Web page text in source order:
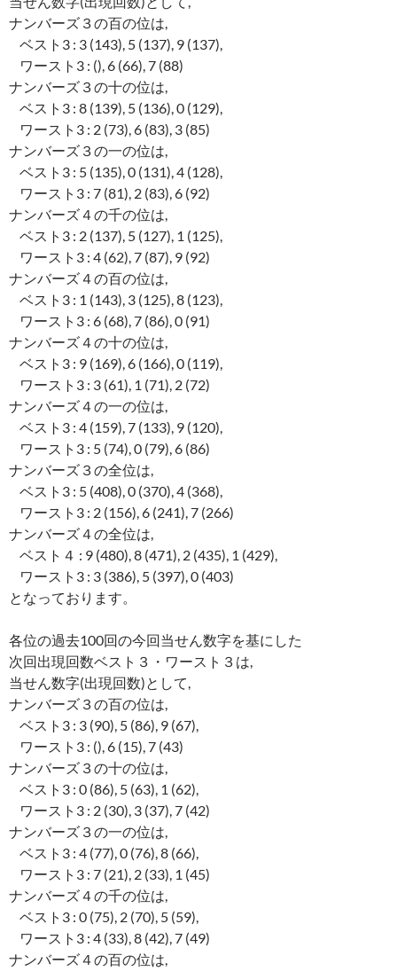
ナンバーズ３の百の位は,
ベスト3 : 3 (143), 5 (137), 9 (137),
ワースト3 : (), 6 (66), 7 (88)
ナンバーズ３の十の位は,
ベスト3 : 8 (139), 5 (136), 0 (129),
ワースト3 : 2 (73), 6 (83), 3 (85)
ナンバーズ３の一の位は,
ベスト3 : 5 (135), 0 (131), 4 (128),
ワースト3 : 7 (81), 2 (83), 6 (92)
ナンバーズ４の千の位は,
ベスト3 : 2 (137), 5 (127), 1 (125),
ワースト3 : 4 (62), 7 (87), 9 (92)
ナンバーズ４の百の位は,
ベスト3 : 1 (143), 3 (125), 8 (123),
ワースト3 : 6 (68), 7 (86), 0 (91)
ナンバーズ４の十の位は,
ベスト3 : 9 (169), 6 (166), 0 (119),
ワースト3 : 3 (61), 1 (71), 2 (72)
ナンバーズ４の一の位は,
ベスト3 : 4 (159), 7 (133), 9 (120),
ワースト3 : 5 (74), 0 (79), 6 (86)
ナンバーズ３の全位は,
ベスト3 : 5 (408), 0 (370), 4 (368),
ワースト3 : 2 (156), 6 (241), 7 (266)
ナンバーズ４の全位は,
ベスト４ : 9 (480), 8 (471), 2 (435), 1 (429),
ワースト3 : 3 (386), 5 (397), 0 (403)
となっております。
各位の過去100回の今回当せん数字を基にした
次回出現回数ベスト３・ワースト３は,
当せん数字(出現回数)として,
ナンバーズ３の百の位は,
ベスト3 : 3 (90), 5 (86), 9 (67),
ワースト3 : (), 6 (15), 7 (43)
ナンバーズ３の十の位は,
ベスト3 : 0 (86), 5 (63), 1 (62),
ワースト3 : 2 (30), 3 (37), 7 (42)
ナンバーズ３の一の位は,
ベスト3 : 4 (77), 0 (76), 8 (66),
ワースト3 : 7 (21), 2 (33), 1 (45)
ナンバーズ４の千の位は,
ベスト3 : 0 (75), 2 (70), 5 (59),
ワースト3 : 4 (33), 8 (42), 7 (49)
ナンバーズ４の百の位は,